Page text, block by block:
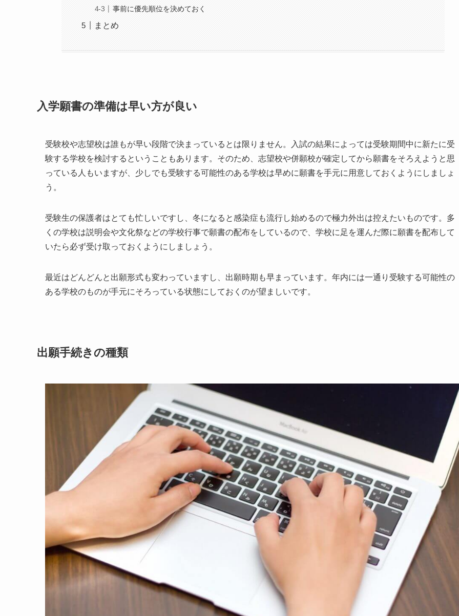
事前に優先順位を決めておく
まとめ
入学願書の準備は早い方が良い
受験校や志望校は誰もが早い段階で決まっているとは限りません。入試の結果によっては受験期間中に新たに受
験する学校を検討するということもあります。そのため、志望校や併願校が確定してから願書をそろえようと思
っている人もいますが、少しでも受験する可能性のある学校は早めに願書を手元に用意しておくようにしましょ
う。
受験生の保護者はとても忙しいですし、冬になると感染症も流行し始めるので極力外出は控えたいものです。多
くの学校は説明会や文化祭などの学校行事で願書の配布をしているので、学校に足を運んだ際に願書を配布して
いたら必ず受け取っておくようにしましょう。
最近はどんどんと出願形式も変わっていますし、出願時期も早まっています。年内には一通り受験する可能性の
ある学校のものが手元にそろっている状態にしておくのが望ましいです。
出願手続きの種類